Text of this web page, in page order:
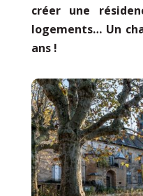
créer une
logements… Un
ans !